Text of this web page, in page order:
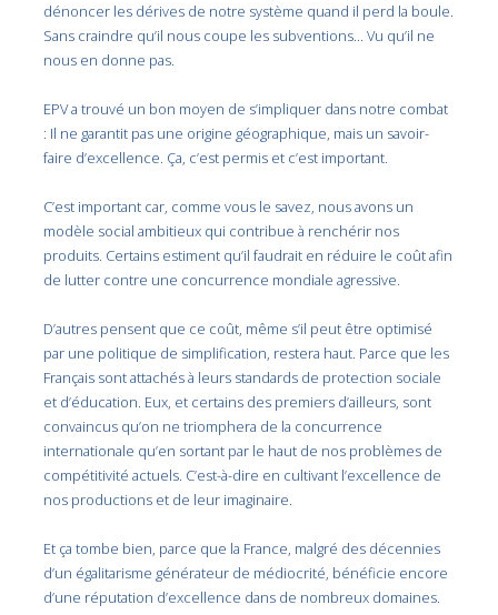
dénoncer les dérives de notre système quand il perd la boule.
Sans craindre qu’il nous coupe les subventions… Vu qu’il ne
nous en donne pas.
EPV a trouvé un bon moyen de s’impliquer dans notre combat
: Il ne garantit pas une origine géographique, mais un savoir-
faire d’excellence. Ça, c’est permis et c’est important.
C’est important car, comme vous le savez, nous avons un
modèle social ambitieux qui contribue à renchérir nos
produits. Certains estiment qu’il faudrait en réduire le coût afin
de lutter contre une concurrence mondiale agressive.
D’autres pensent que ce coût, même s’il peut être optimisé
par une politique de simplification, restera haut. Parce que les
Français sont attachés à leurs standards de protection sociale
et d’éducation. Eux, et certains des premiers d’ailleurs, sont
convaincus qu’on ne triomphera de la concurrence
internationale qu’en sortant par le haut de nos problèmes de
compétitivité actuels. C’est-à-dire en cultivant l’excellence de
nos productions et de leur imaginaire.
Et ça tombe bien, parce que la France, malgré des décennies
d’un égalitarisme générateur de médiocrité, bénéficie encore
d’une réputation d’excellence dans de nombreux domaines.